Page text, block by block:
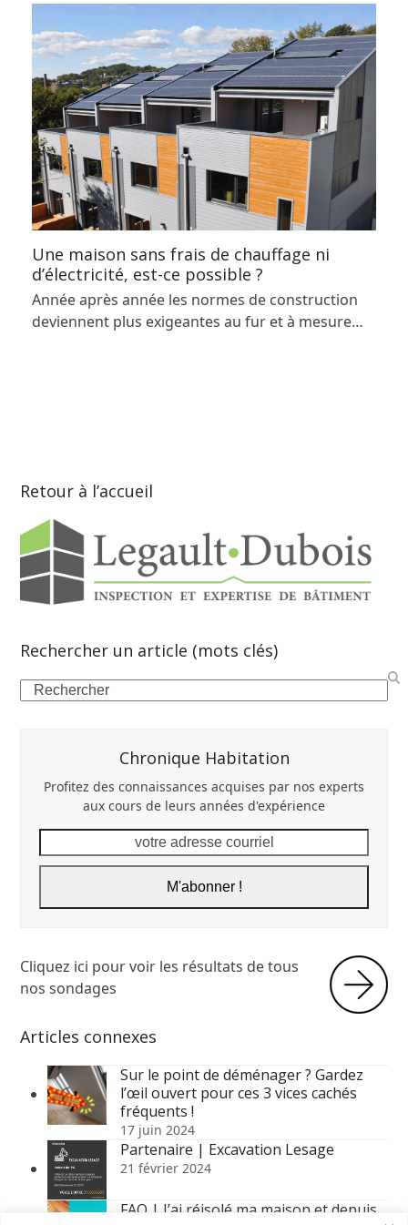
Une maison sans frais de chauffage ni
d’électricité, est-ce possible ?
Année après année les normes de construction
deviennent plus exigeantes au fur et à mesure…
Retour à l’accueil
Rechercher un article (mots clés)
Search
Chronique Habitation
Profitez des connaissances acquises par nos experts
aux cours de leurs années d'expérience
adresse
M'abonner !
Cliquez ici pour voir les résultats de tous
nos sondages
Articles connexes
Sur le point de déménager ? Gardez
l’œil ouvert pour ces 3 vices cachés
fréquents !
17 juin 2024
Partenaire | Excavation Lesage
21 février 2024
FAQ | J’ai réisolé ma maison et depuis